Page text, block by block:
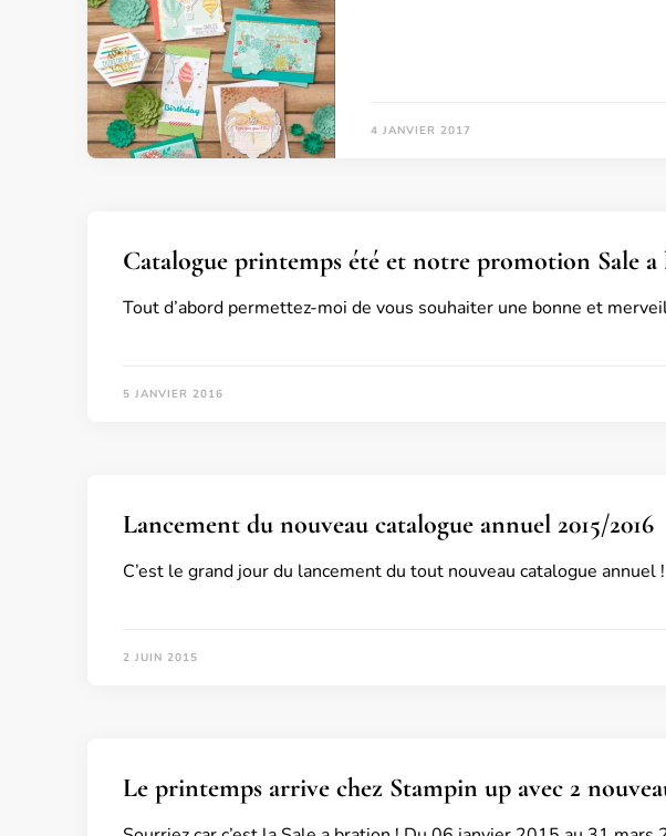
4 JANVIER 2017
Catalogue printemps été et notre promotion Sale a
Tout d’abord permettez-moi de vous souhaiter une bonne et
5 JANVIER 2016
Lancement du nouveau catalogue annuel 2015/2016
C’est le grand jour du lancement du tout nouveau catalogue
2 JUIN 2015
Le printemps arrive chez Stampin up avec 2